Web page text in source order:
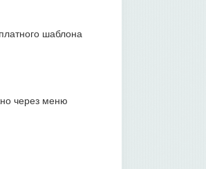
шаблона
через меню